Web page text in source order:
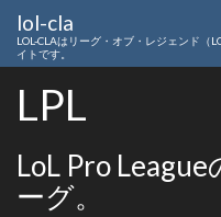
lol-cla
LOL-CLAはリーグ・オブ・レジェンド（
イトです。
LPL
LoL Pro
ーグ。